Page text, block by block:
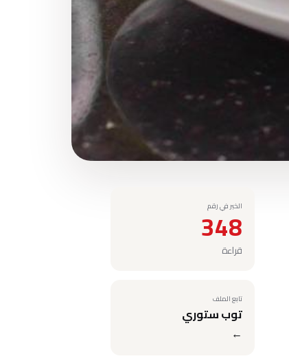
الخبر في رقم
348
قراءة
تابع الملف
توب ستوري
←